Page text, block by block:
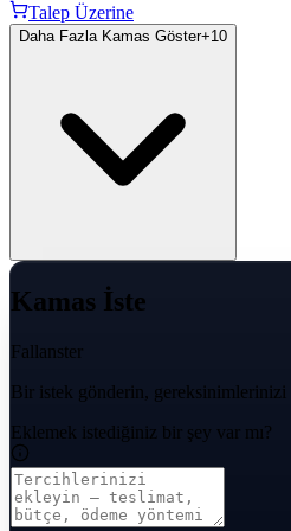
Talep Üzerine
Daha Fazla Kamas Göster+10
Kamas İste
Fallanster
Bir istek gönderin, gereksinimlerinizi
Eklemek istediğiniz bir şey var mı?